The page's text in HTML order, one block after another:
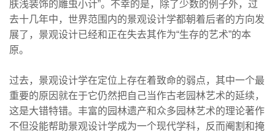
肤浅装饰的雕虫小计”。不幸的是，除了少数的例子外，过
去十几年中，世界范围内的景观设计学都朝着后者的方向发
展了，景观设计已经和正在失去其作为“生存的艺术”的本
原。
过去，景观设计学在定位上存在着致命的弱点，其中一个最
重要的原因就在于它仍然把自己当作古老园林艺术的延续，
这是大错特错。丰富的园林遗产和众多园林艺术的理论著作
不但没能帮助景观设计学成为一个现代学科，反而阉割和掩